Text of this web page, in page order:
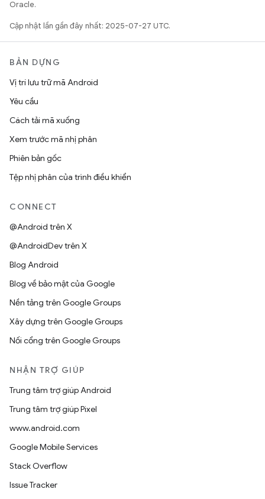
Oracle.
Cập nhật lần gần đây nhất: 2025-07-27 UTC.
BẢN DỰNG
Vị trí lưu trữ mã Android
Yêu cầu
Cách tải mã xuống
Xem trước mã nhị phân
Phiên bản gốc
Tệp nhị phân của trình điều khiển
CONNECT
@Android trên X
@AndroidDev trên X
Blog Android
Blog về bảo mật của Google
Nền tảng trên Google Groups
Xây dựng trên Google Groups
Nối cổng trên Google Groups
NHẬN TRỢ GIÚP
Trung tâm trợ giúp Android
Trung tâm trợ giúp Pixel
www.android.com
Google Mobile Services
Stack Overflow
Issue Tracker